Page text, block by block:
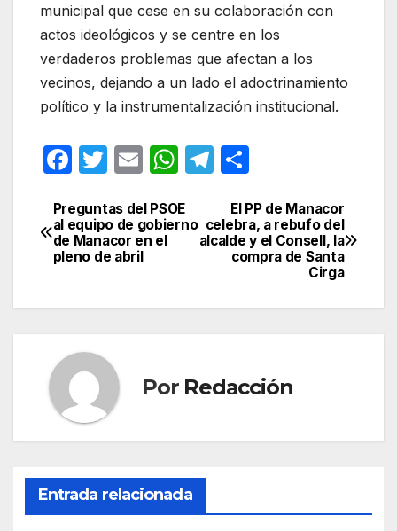
municipal que cese en su colaboración con
actos ideológicos y se centre en los
verdaderos problemas que afectan a los
vecinos, dejando a un lado el adoctrinamiento
político y la instrumentalización institucional.
F
c
e
b
o
k
T
itt
er
E
ail
W
at
p
T
e
gr
m
m
p
ar
tir
Navegación
de
El PP de Manacor
celebra, a rebufo del
alcalde y el Consell, la
compra de Santa
Cirga
Preguntas del PSOE
al equipo de gobierno
de Manacor en el
pleno de abril
Por Redacción
Entrada relacionada